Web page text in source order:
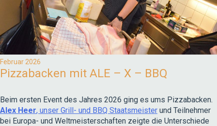
Februar 2026
Pizzabacken mit ALE – X – BBQ
Beim ersten Event des Jahres 2026 ging es ums Pizzabacken.
Alex Heer, unser Grill- und BBQ Staatsmeister und Teilnehmer
bei Europa- und Weltmeisterschaften zeigte die Unterschiede